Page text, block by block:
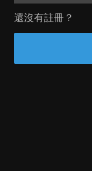
還沒有註冊？